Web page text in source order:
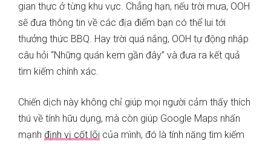
gian thực ở từng khu vực. Chẳng hạn, nếu trời mưa, OOH
sẽ đưa thông tin về các địa điểm bạn có thể lui tới
thưởng thức BBQ. Hay trời quá nắng, OOH tự động nhập
câu hỏi “Những quán kem gần đây” và đưa ra kết quả
tìm kiếm chính xác.
Chiến dịch này không chỉ giúp mọi người cảm thấy thích
thú về tính hữu dụng, mà còn giúp Google Maps nhấn
mạnh định vị cốt lõi của mình, đó là tính năng tìm kiếm